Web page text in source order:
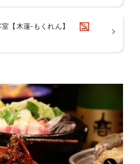
題1500円(金・土・日営業/月〜木事
山川のほとりにございます。
ッセオレンジトイは徒歩3分、そ
ンビニなど徒歩10分圏内で散策に
【木蓮-もくれん】